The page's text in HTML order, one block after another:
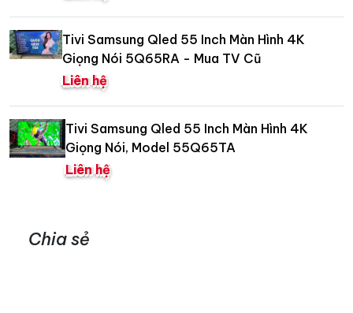
Tivi Samsung Qled 55 Inch Màn Hình 4K
Giọng Nói 5Q65RA - Mua TV Cũ
Liên hệ
Tivi Samsung Qled 55 Inch Màn Hình 4K
Giọng Nói, Model 55Q65TA
Liên hệ
Chia sẻ